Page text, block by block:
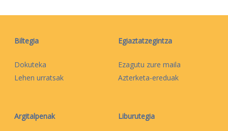
Biltegia
Dokuteka
Lehen urratsak
Egiaztatzegintza
Ezagutu zure maila
Azterketa-ereduak
Argitalpenak Liburutegia